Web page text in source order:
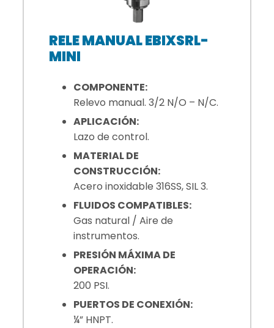
RELE MANUAL EBIXSRL-
MINI
COMPONENTE:
Relevo manual. 3/2 N/O – N/C.
APLICACIÓN:
Lazo de control.
MATERIAL DE
CONSTRUCCIÓN:
Acero inoxidable 316SS, SIL 3.
FLUIDOS COMPATIBLES:
Gas natural / Aire de
instrumentos.
PRESIÓN MÁXIMA DE
OPERACIÓN:
200 PSI.
PUERTOS DE CONEXIÓN:
¼” HNPT.